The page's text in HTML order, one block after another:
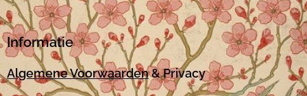
Informatie
Algemene Voorwaarden& Privacy